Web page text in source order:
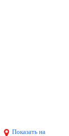
Показать на